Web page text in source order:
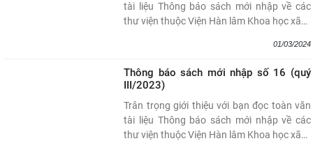
tài liệu Thông báo sách mới nhập về các
thư viện thuộc Viện Hàn lâm Khoa học xã…
01/03/2024
Thông báo sách mới nhập số 16 (quý
III/2023)
Trân trọng giới thiệu với bạn đọc toàn văn
tài liệu Thông báo sách mới nhập về các
thư viện thuộc Viện Hàn lâm Khoa học xã…